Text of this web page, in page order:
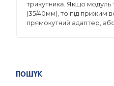
трикутника. Якщо
(35/40мм), то під прижим
прямокутний адаптер,
Пошук